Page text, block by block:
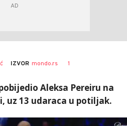
IZVOR mondo.rs 1
Aleksa Pereiru na
uz 13 udaraca u potiljak.